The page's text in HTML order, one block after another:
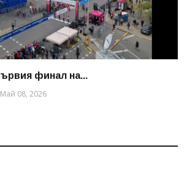
финал на...
Май 08, 2026